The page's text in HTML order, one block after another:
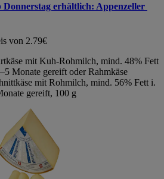
Donnerstag erhältlich: Appenzeller
von 2.79€
mit Kuh-Rohmilch, mind. 48% Fett
Monate gereift oder Rahmkäse
mit Rohmilch, mind. 56% Fett i.
gereift, 100 g